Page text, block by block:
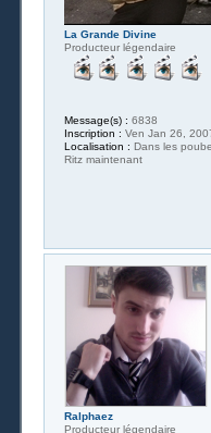
La Grande Divine
Producteur légendaire
Message(s) : 6838
Inscription : Ven Jan 26,
Localisation : Dans les
Ritz maintenant
Ralphaez
Producteur légendaire